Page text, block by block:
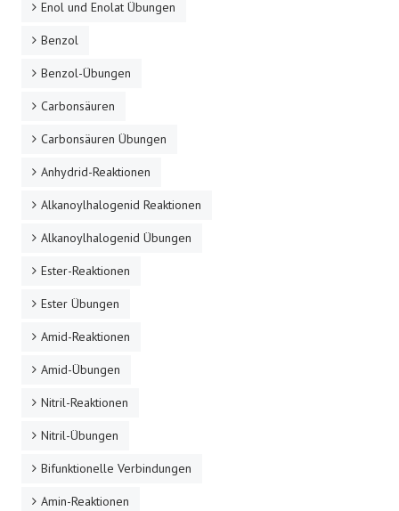
Enol und Enolat Übungen
Benzol
Benzol-Übungen
Carbonsäuren
Carbonsäuren Übungen
Anhydrid-Reaktionen
Alkanoylhalogenid Reaktionen
Alkanoylhalogenid Übungen
Ester-Reaktionen
Ester Übungen
Amid-Reaktionen
Amid-Übungen
Nitril-Reaktionen
Nitril-Übungen
Bifunktionelle Verbindungen
Amin-Reaktionen